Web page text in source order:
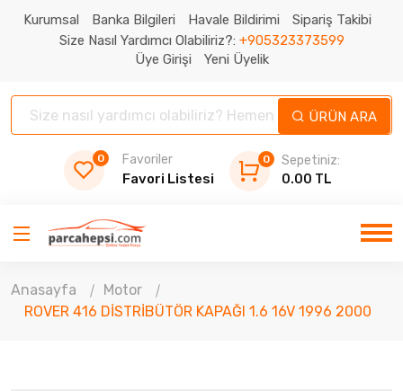
Kurumsal Banka Bilgileri Havale Bildirimi
Sipariş Takibi
Size Nasıl Yardımcı Olabiliriz?: +905323373599
Üye Girişi
Yeni Üyelik
ÜRÜN ARA
0 Favoriler
Favori Listesi
0
Sepetiniz:
0.00 TL
Anasayfa
Motor
ROVER 416 DİSTRİBÜTÖR KAPAĞI 1.6 16V 1996 2000